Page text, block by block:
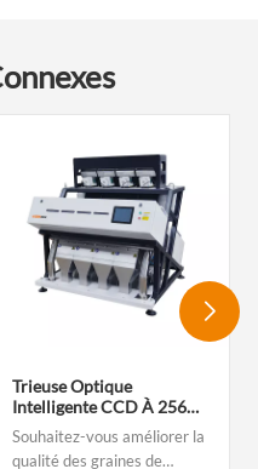
Trieuse Optique
Intelligente CCD À 256
Canaux Pour Graines De
Sésame Décortiquées (tri
Souhaitez-vous améliorer la
qualité des graines de